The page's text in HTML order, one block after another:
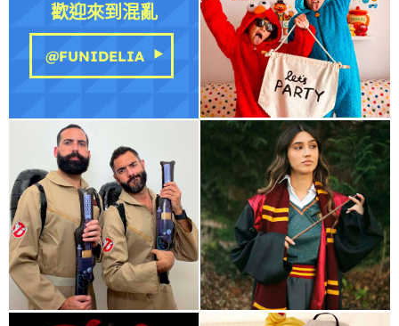
歡迎來到混亂
@FUNIDELIA